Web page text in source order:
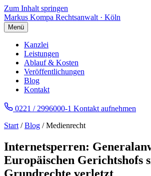
Zum Inhalt springen
Markus Kompa Rechtsanwalt · Köln
Menü
Kanzlei
Leistungen
Ablauf & Kosten
Veröffentlichungen
Blog
Kontakt
0221 / 2996000-1 Kontakt aufnehmen
Start /Blog / Medienrecht
Internetsperren:
Europäischen Gerichtshofs